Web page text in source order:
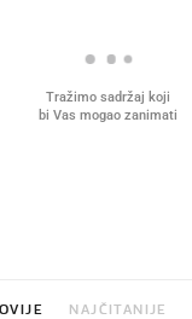
NAJČITANIJE